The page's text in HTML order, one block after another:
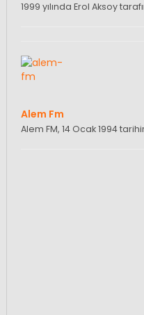
1999 yılında Erol Aksoy
Alem Fm
Alem FM, 14 Ocak 1994